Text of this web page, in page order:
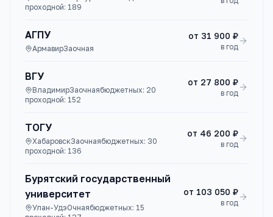
проходной: 189
АГПУ
АрмавирЗаочная
от 31 900 ₽
в год
ВГУ
ВладимирЗаочнаябюджетных: 20
проходной: 152
от 27 800 ₽
в год
ТОГУ
ХабаровскЗаочнаябюджетных: 30
проходной: 136
от 46 200 ₽
в год
Бурятский государственный
университет
Улан-УдэОчнаябюджетных: 15
от 103 050 ₽
в год